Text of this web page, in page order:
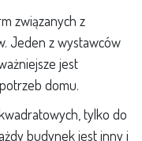
związanych z
Jeden z wystawców
jest
domu.
tylko do
budynek jest inny i